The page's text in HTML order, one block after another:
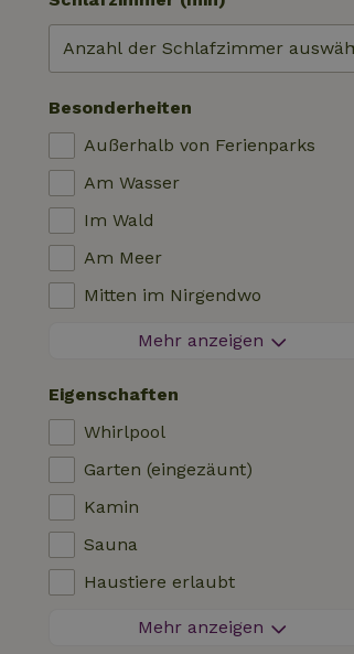
Besonderheiten
Außerhalb von Ferienparks
Am Wasser
Im Wald
Am Meer
Mitten im Nirgendwo
Zwischen Feldern
Auf einem Polder
In den Bergen
Abgeschieden
Im Obstgarten
Angelmöglichkeiten in der Nähe
Mehr anzeigen
Eigenschaften
Whirlpool
Garten (eingezäunt)
Kamin
Sauna
Haustiere erlaubt
Feuerwerksfreier Bereich
Mehr anzeigen